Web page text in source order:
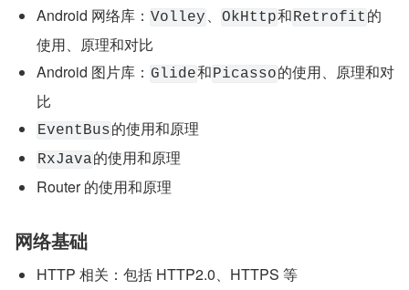
Android 网络库： Volley 、 OkHttp和Retrofit 的
使用、原理和对比
Android 图片库： Glide和Picasso的使用、原理和对
比
EventBus的使用和原理
RxJava的使用和原理
Router 的使用和原理
网络基础
HTTP 相关：包括 HTTP2.0、HTTPS 等